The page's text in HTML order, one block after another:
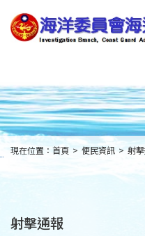
到
主
要
to
main
content
:::
現在位置： 首頁 > 便民資訊 > 射
射擊通報